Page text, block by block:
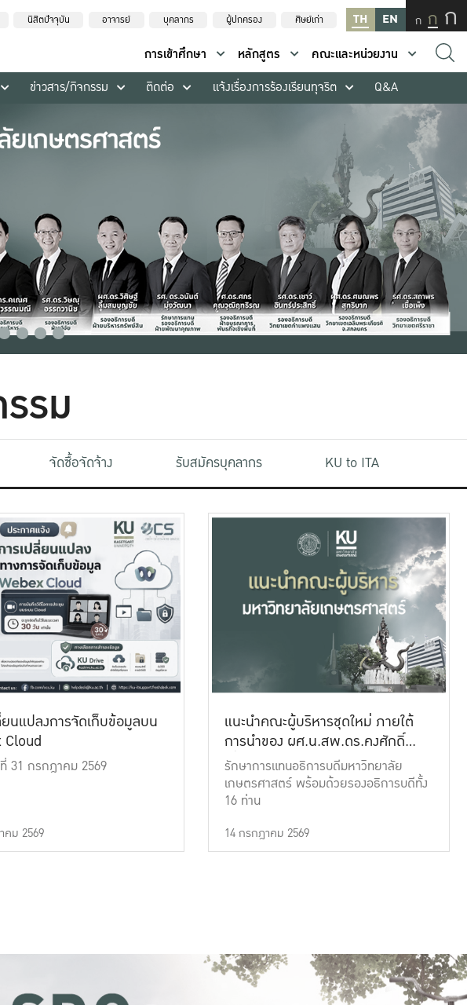
นิสิตปัจจุบัน อาจารย์ บุคลากร ผู้ปกครอง ศิษย์เก่า TH EN ก ก ก
การเข้าศึกษา หลักสูตร
คณะและหน่วยงาน
ข่าวสาร/กิจกรรม ติดต่อ แจ้งเรื่องการร้องเรียนทุจริต Q&A
รม
จัดซื้อจัดจ้าง รับสมัครบุคลากร KU to ITA
นแปลงการจัดเก็บข้อมูลบน
Cloud
31 กรกฎาคม 2569
คม 2569
แนะนำคณะผู้บริหารชุดใหม่ ภายใต้
การนำของ ผศ.น.สพ.ดร.คงศักดิ์
เที่ยงธรรม
รักษาการแทนอธิการบดีมหาวิทยาลัย
เกษตรศาสตร์ พร้อมด้วยรองอธิการบดีทั้ง
16 ท่าน
14 กรกฎาคม 2569